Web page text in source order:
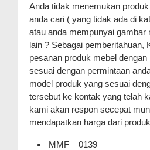
Anda tidak menemukan produk
anda cari ( yang tidak ada di
atau anda mempunyai gambar
lain ? Sebagai pemberitahuan,
pesanan produk mebel
sesuai dengan permintaan
model produk yang sesuai
tersebut ke kontak yang telah
kami akan respon secepat
mendapatkan harga dari
MMF – 0139